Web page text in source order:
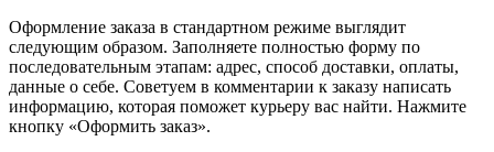
Оформление заказа в стандартном режиме выглядит
следующим образом. Заполняете полностью форму по
последовательным этапам: адрес, способ доставки, оплаты,
данные о себе. Советуем в комментарии к заказу написать
информацию, которая поможет курьеру вас найти. Нажмите
кнопку «Оформить заказ».